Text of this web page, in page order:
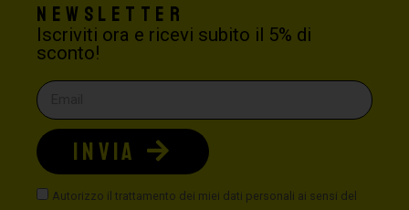
Newsletter
Iscriviti ora e ricevi subito il 5% di
sconto!
Autorizzo il trattamento dei miei dati personali ai sensi del
INVIA